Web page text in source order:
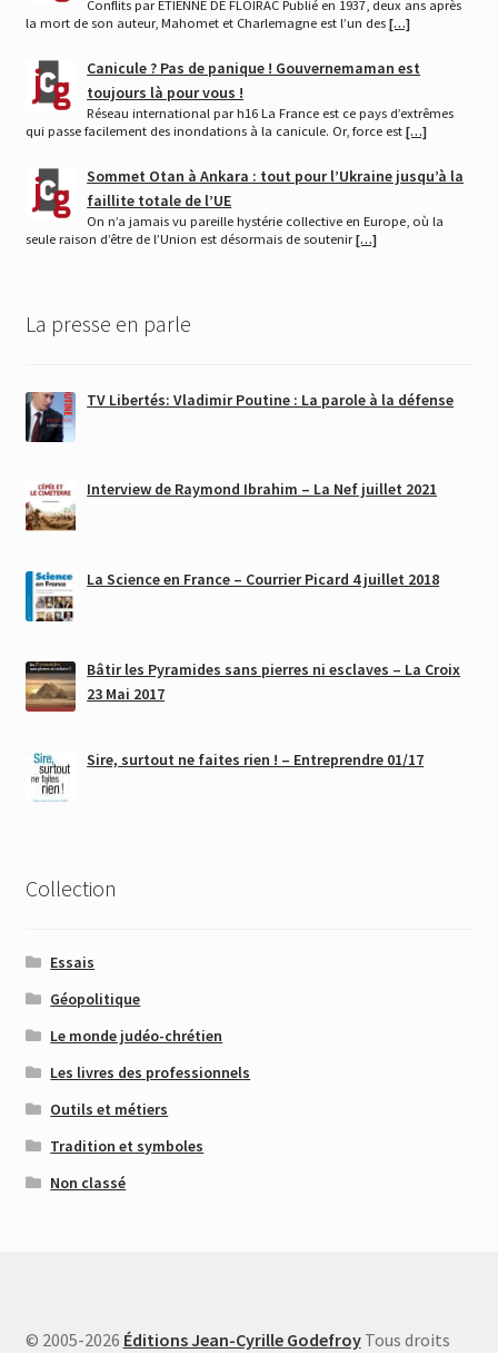
Conflits par ETIENNE DE FLOIRAC Publié en 1937, deux ans après
la mort de son auteur, Mahomet et Charlemagne est l’un des […]
Canicule ? Pas de panique ! Gouvernemaman est
toujours là pour vous !
Réseau international par h16 La France est ce pays d’extrêmes
qui passe facilement des inondations à la canicule. Or, force est […]
Sommet Otan à Ankara : tout pour l’Ukraine jusqu’à la
faillite totale de l’UE
On n’a jamais vu pareille hystérie collective en Europe, où la
seule raison d’être de l’Union est désormais de soutenir[…]
La presse en parle
TV Libertés: Vladimir Poutine : La parole à la défense
Interview de Raymond Ibrahim – La Nef juillet 2021
La Science en France – Courrier Picard 4 juillet 2018
Bâtir les Pyramides sans pierres ni esclaves – La Croix
23 Mai 2017
Sire, surtout ne faites rien ! – Entreprendre 01/17
Collection
Essais
Géopolitique
Le monde judéo-chrétien
Les livres des professionnels
Outils et métiers
Tradition et symboles
Non classé
© 2005-2026 Éditions Jean-Cyrille GodefroyTous droits